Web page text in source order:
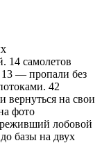
14 самолетов
— пропали без
42
на свои
фото
лобовой
базы на двух